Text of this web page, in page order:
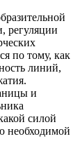
регуляции
по тому, как
линий,
и
силой
необходимой